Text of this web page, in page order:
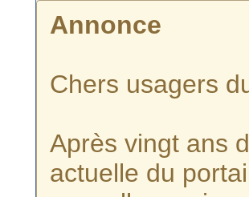
Annonce
Chers usagers
Après vingt ans
actuelle du